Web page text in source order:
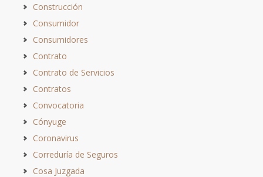
Construcción
Consumidor
Consumidores
Contrato
Contrato de Servicios
Contratos
Convocatoria
Cónyuge
Coronavirus
Correduría de Seguros
Cosa Juzgada